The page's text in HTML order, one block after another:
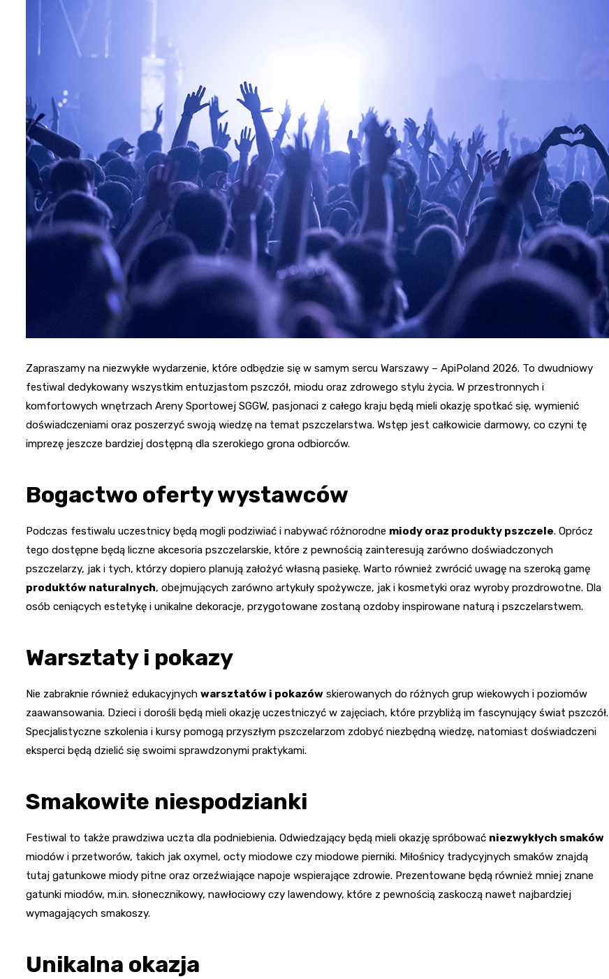
Zapraszamy na niezwykłe wydarzenie, które odbędzie się w samym sercu Warszawy – ApiPoland 2026. To dwudniowy
festiwal dedykowany wszystkim entuzjastom pszczół, miodu oraz zdrowego stylu życia. W przestronnych i
komfortowych wnętrzach Areny Sportowej SGGW, pasjonaci z całego kraju będą mieli okazję spotkać się, wymienić
doświadczeniami oraz poszerzyć swoją wiedzę na temat pszczelarstwa. Wstęp jest całkowicie darmowy, co czyni tę
imprezę jeszcze bardziej dostępną dla szerokiego grona odbiorców.
Bogactwo oferty wystawców
Podczas festiwalu uczestnicy będą mogli podziwiać i nabywać różnorodne miody oraz produkty pszczele. Oprócz
tego dostępne będą liczne akcesoria pszczelarskie, które z pewnością zainteresują zarówno doświadczonych
pszczelarzy, jak i tych, którzy dopiero planują założyć własną pasiekę. Warto również zwrócić uwagę na szeroką gamę
produktów naturalnych, obejmujących zarówno artykuły spożywcze, jak i kosmetyki oraz wyroby prozdrowotne. Dla
osób ceniących estetykę i unikalne dekoracje, przygotowane zostaną ozdoby inspirowane naturą i pszczelarstwem.
Warsztaty i pokazy
Nie zabraknie również edukacyjnych warsztatów i pokazów skierowanych do różnych grup wiekowych i poziomów
zaawansowania. Dzieci i dorośli będą mieli okazję uczestniczyć w zajęciach, które przybliżą im fascynujący świat pszczół.
Specjalistyczne szkolenia i kursy pomogą przyszłym pszczelarzom zdobyć niezbędną wiedzę, natomiast doświadczeni
eksperci będą dzielić się swoimi sprawdzonymi praktykami.
Smakowite niespodzianki
Festiwal to także prawdziwa uczta dla podniebienia. Odwiedzający będą mieli okazję spróbować niezwykłych smaków
miodów i przetworów, takich jak oxymel, octy miodowe czy miodowe pierniki. Miłośnicy tradycyjnych smaków znajdą
tutaj gatunkowe miody pitne oraz orzeźwiające napoje wspierające zdrowie. Prezentowane będą również mniej znane
gatunki miodów, m.in. słonecznikowy, nawłociowy czy lawendowy, które z pewnością zaskoczą nawet najbardziej
wymagających smakoszy.
Unikalna okazja